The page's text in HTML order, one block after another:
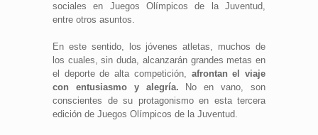
sociales en Juegos Olímpicos de la Juventud,
entre otros asuntos.
En este sentido, los jóvenes atletas, muchos de
los cuales, sin duda, alcanzarán grandes metas en
el deporte de alta competición, afrontan el viaje
con entusiasmo y alegría. No en vano, son
conscientes de su protagonismo en esta tercera
edición de Juegos Olímpicos de la Juventud.